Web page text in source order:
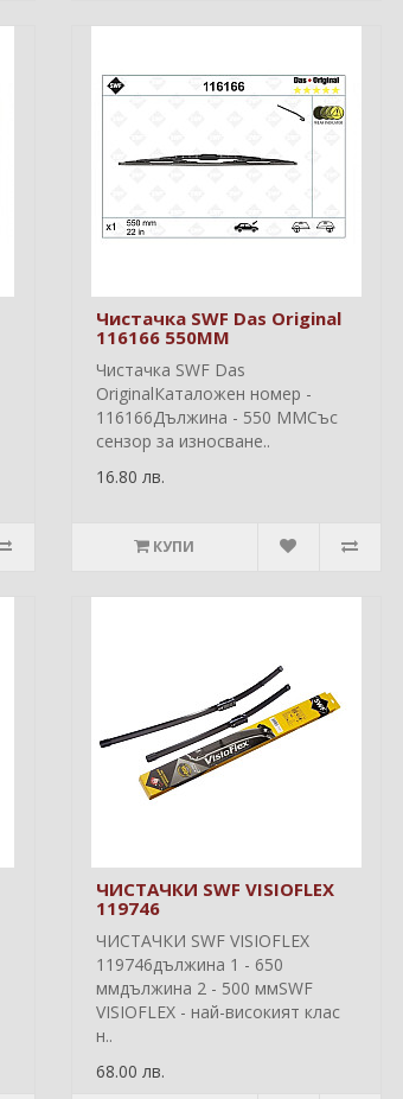
Чистачка SWF Das Original
116166 550MM
Чистачка SWF Das
OriginalКаталожен номер -
116166Дължина - 550 ММСъс
сензор за износване..
16.80 лв.
КУПИ
ЧИСТАЧКИ SWF VISIOFLEX
119746
ЧИСТАЧКИ SWF VISIOFLEX
119746дължина 1 - 650
ммдължина 2 - 500 ммSWF
VISIOFLEX - най-високият клас
н..
68.00 лв.